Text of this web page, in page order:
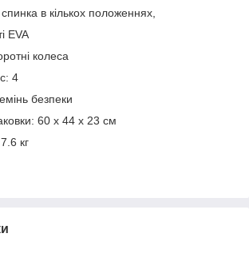
в кількох положеннях,
EVA
колеса
4
безпеки
60 х 44 х 23 см
кг